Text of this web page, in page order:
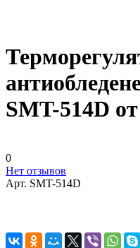
SMT-514D
0
Нет отзывов
Арт. SMT-514D